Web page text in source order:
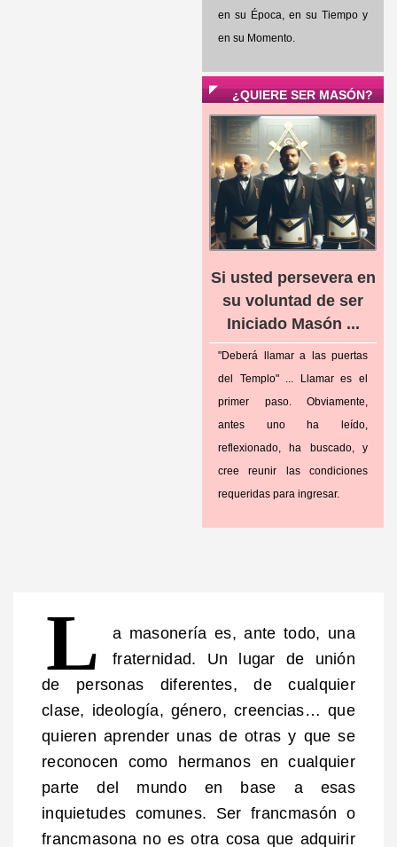
en su Época, en su Tiempo y
en su Momento.
¿QUIERE SER MASÓN?
Si usted persevera en
su voluntad de ser
Iniciado Masón ...
"Deberá llamar a las puertas
del Templo" ... Llamar es el
primer paso. Obviamente,
antes uno ha leído,
reflexionado, ha buscado, y
cree reunir las condiciones
requeridas para ingresar.
L
a masonería es, ante todo, una
fraternidad. Un lugar de unión
de personas diferentes, de cualquier
clase, ideología, género, creencias… que
quieren aprender unas de otras y que se
reconocen como hermanos en cualquier
parte del mundo en base a esas
inquietudes comunes. Ser francmasón o
francmasona no es otra cosa que adquirir